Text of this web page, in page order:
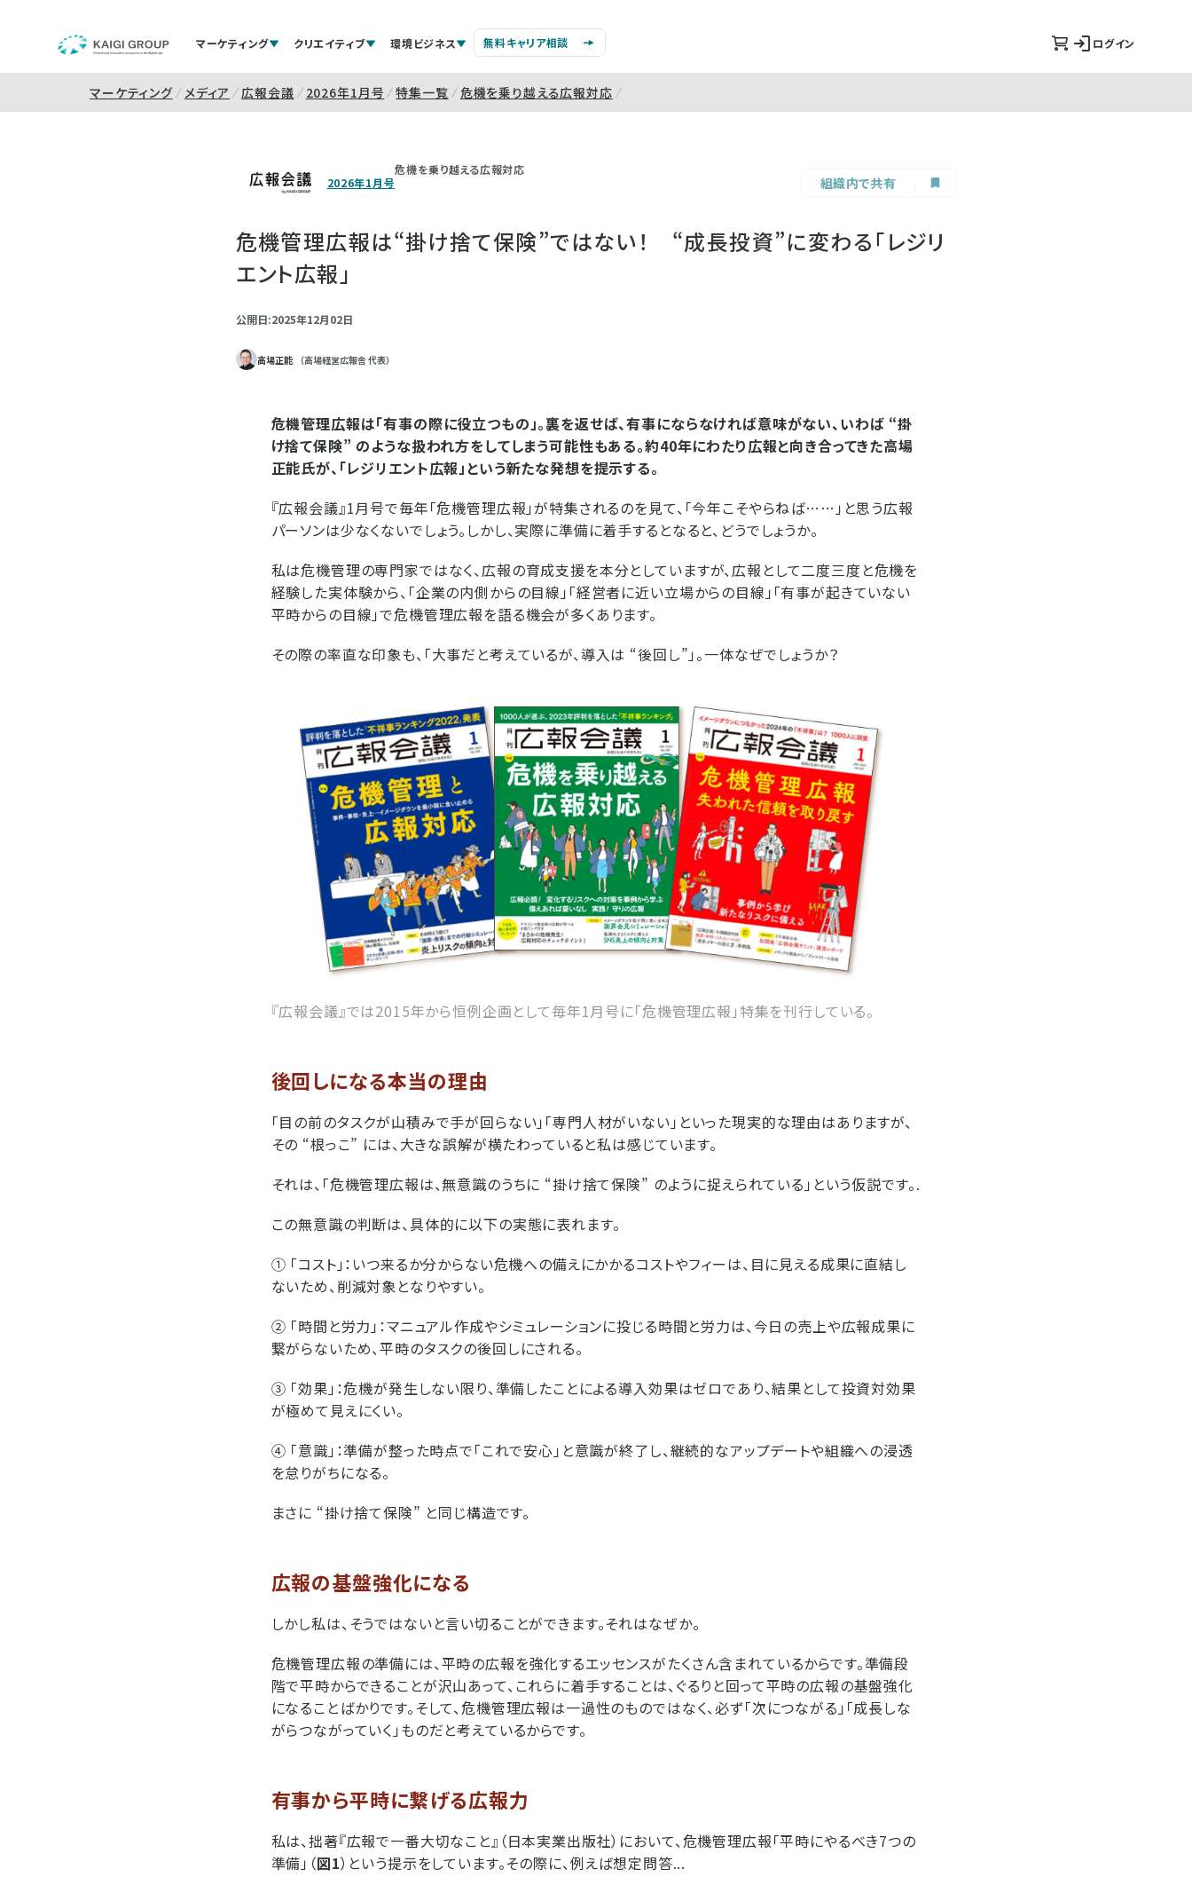
マーケティング クリエイティブ 環境ビジネス 無料キャリア相談 ログイン
マーケティング メディア 広報会議 2026年1月号 特集一覧 危機を乗り越える広報対応
2026年1月号
危機を乗り越える広報対応
組織内で共有
危機管理広報は“掛け捨て保険”ではない！ “成長投資”に変わる「レジリ
エント広報」
公開日:2025年12月02日
高場正能 （高場経営広報舎 代表）
危機管理広報は「有事の際に役立つもの」。裏を返せば、有事にならなければ意味がない、いわば “掛
け捨て保険” のような扱われ方をしてしまう可能性もある。約40年にわたり広報と向き合ってきた高場
正能氏が、「レジリエント広報」という新たな発想を提示する。
『広報会議』1月号で毎年「危機管理広報」が特集されるのを見て、「今年こそやらねば……」と思う広報
パーソンは少なくないでしょう。しかし、実際に準備に着手するとなると、どうでしょうか。
私は危機管理の専門家ではなく、広報の育成支援を本分としていますが、広報として二度三度と危機を
経験した実体験から、「企業の内側からの目線」「経営者に近い立場からの目線」「有事が起きていない
平時からの目線」で危機管理広報を語る機会が多くあります。
その際の率直な印象も、「大事だと考えているが、導入は “後回し”」。一体なぜでしょうか？
『広報会議』では2015年から恒例企画として毎年1月号に「危機管理広報」特集を刊行している。
後回しになる本当の理由
「目の前のタスクが山積みで手が回らない」「専門人材がいない」といった現実的な理由はありますが、
その “根っこ” には、大きな誤解が横たわっていると私は感じています。
それは、「危機管理広報は、無意識のうちに “掛け捨て保険” のように捉えられている」という仮説です。.
この無意識の判断は、具体的に以下の実態に表れます。
① 「コスト」：いつ来るか分からない危機への備えにかかるコストやフィーは、目に見える成果に直結し
ないため、削減対象となりやすい。
② 「時間と労力」：マニュアル作成やシミュレーションに投じる時間と労力は、今日の売上や広報成果に
繋がらないため、平時のタスクの後回しにされる。
③ 「効果」：危機が発生しない限り、準備したことによる導入効果はゼロであり、結果として投資対効果
が極めて見えにくい。
④ 「意識」：準備が整った時点で「これで安心」と意識が終了し、継続的なアップデートや組織への浸透
を怠りがちになる。
まさに “掛け捨て保険” と同じ構造です。
広報の基盤強化になる
しかし私は、そうではないと言い切ることができます。それはなぜか。
危機管理広報の準備には、平時の広報を強化するエッセンスがたくさん含まれているからです。準備段
階で平時からできることが沢山あって、これらに着手することは、ぐるりと回って平時の広報の基盤強化
になることばかりです。そして、危機管理広報は一過性のものではなく、必ず「次につながる」「成長しな
がらつながっていく」ものだと考えているからです。
有事から平時に繋げる広報力
私は、拙著『広報で一番大切なこと』（日本実業出版社）において、危機管理広報「平時にやるべき7つの
準備」（図1）という提示をしています。その際に、例えば想定問答...